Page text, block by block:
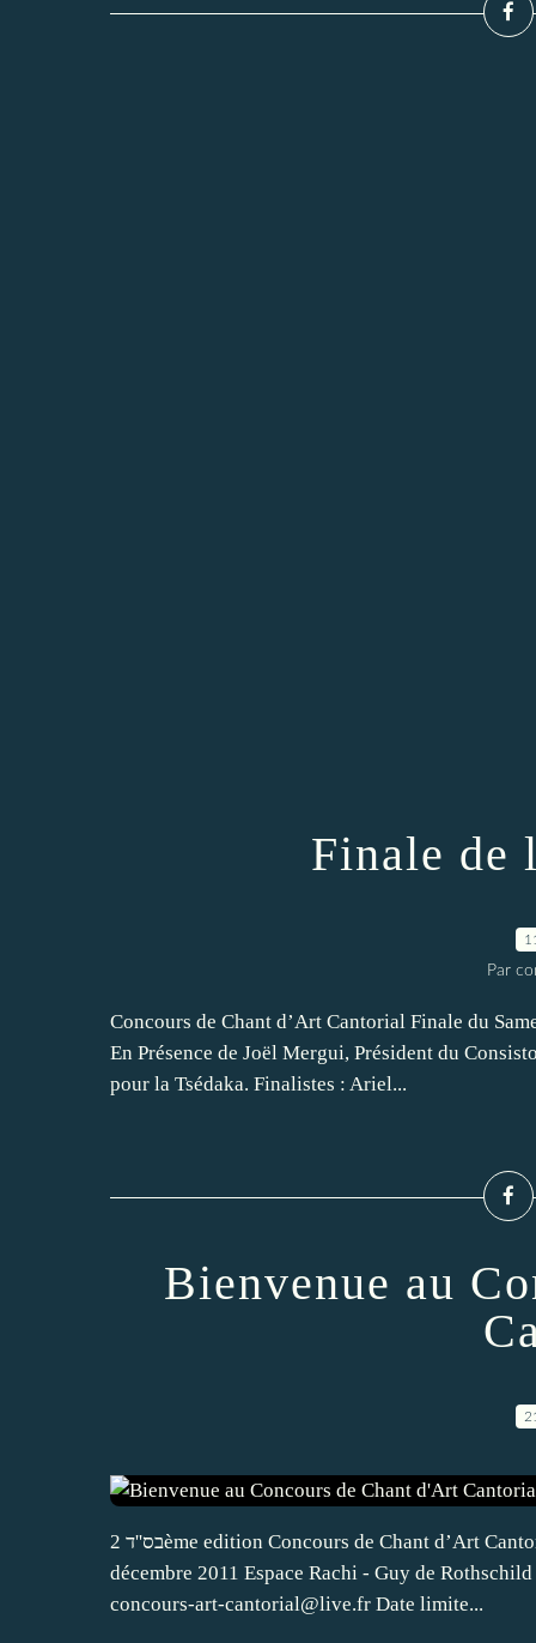
Finale de
Par
Concours de Chant d’Art Cantorial Finale du
En Présence de Joël Mergui, Président du
pour la Tsédaka. Finalistes : Ariel...
Bienvenue au
בס''ד 2ème edition Concours de Chant d’Art Cantorial -Répertoire liturgique hébraïque- Du 25 octobre au 10
décembre 2011 Espace Rachi - Guy de
concours-art-cantorial@live.fr Date limite...